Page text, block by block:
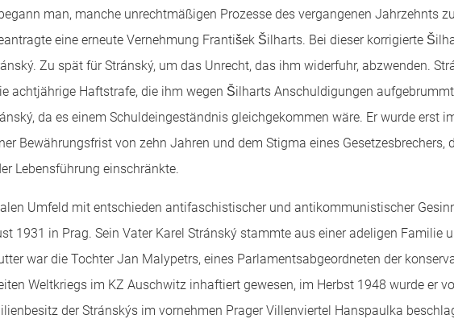
man, manche unrechtmäßigen Prozesse des vergangenen Jahrzehnts
eine erneute Vernehmung František Šilharts. Bei dieser korrigierte
Zu spät für Stránský, um das Unrecht, das ihm widerfuhr, abzwenden.
achtjährige Haftstrafe, die ihm wegen Šilharts Anschuldigungen
da es einem Schuldeingeständnis gleichgekommen wäre. Er wurde erst
Bewährungsfrist von zehn Jahren und dem Stigma eines Gesetzesbrechers,
Lebensführung einschränkte.
Umfeld mit entschieden antifaschistischer und antikommunistischer
1931 in Prag. Sein Vater Karel Stránský stammte aus einer adeligen Familie
war die Tochter Jan Malypetrs, eines Parlamentsabgeordneten der
Weltkriegs im KZ Auschwitz inhaftiert gewesen, im Herbst 1948 wurde er
der Stránskýs im vornehmen Prager Villenviertel Hanspaulka